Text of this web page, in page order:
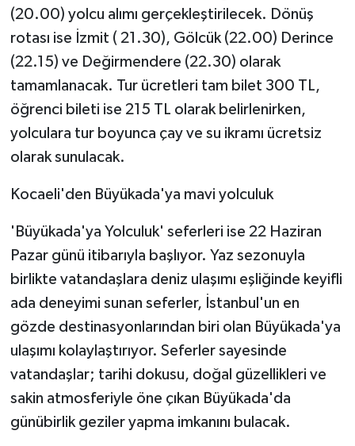
(20.00) yolcu alımı gerçekleştirilecek. Dönüş
rotası ise İzmit ( 21.30), Gölcük (22.00) Derince
(22.15) ve Değirmendere (22.30) olarak
tamamlanacak. Tur ücretleri tam bilet 300 TL,
öğrenci bileti ise 215 TL olarak belirlenirken,
yolculara tur boyunca çay ve su ikramı ücretsiz
olarak sunulacak.
Kocaeli'den Büyükada'ya mavi yolculuk
'Büyükada'ya Yolculuk' seferleri ise 22 Haziran
Pazar günü itibarıyla başlıyor. Yaz sezonuyla
birlikte vatandaşlara deniz ulaşımı eşliğinde keyifli
ada deneyimi sunan seferler, İstanbul'un en
gözde destinasyonlarından biri olan Büyükada'ya
ulaşımı kolaylaştırıyor. Seferler sayesinde
vatandaşlar; tarihi dokusu, doğal güzellikleri ve
sakin atmosferiyle öne çıkan Büyükada'da
günübirlik geziler yapma imkanını bulacak.